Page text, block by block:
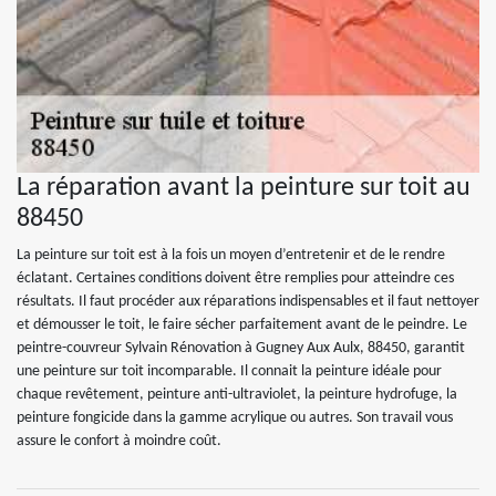
La réparation avant la peinture sur toit au
88450
La peinture sur toit est à la fois un moyen d’entretenir et de le rendre
éclatant. Certaines conditions doivent être remplies pour atteindre ces
résultats. Il faut procéder aux réparations indispensables et il faut nettoyer
et démousser le toit, le faire sécher parfaitement avant de le peindre. Le
peintre-couvreur Sylvain Rénovation à Gugney Aux Aulx, 88450, garantit
une peinture sur toit incomparable. Il connait la peinture idéale pour
chaque revêtement, peinture anti-ultraviolet, la peinture hydrofuge, la
peinture fongicide dans la gamme acrylique ou autres. Son travail vous
assure le confort à moindre coût.